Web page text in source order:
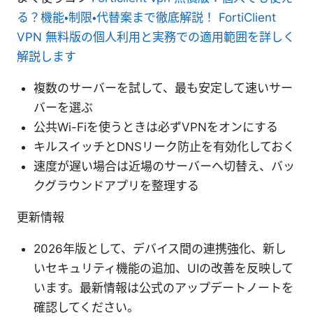
る？機能・制限・代替案まで徹底解説！ FortiClient
VPN 無料版の個人利用と実務での適用範囲を詳しく
解説します
複数のサーバーを試して、最も安定して速いサー
バーを選ぶ
公共Wi-Fiを使うときは必ずVPNをオンにする
キルスイッチとDNSリーク防止を有効化しておく
速度が遅い場合は近場のサーバーへ切替え、バッ
クグラウンドアプリを整理する
更新情報
2026年版として、デバイス間の連携強化、新し
いセキュリティ機能の追加、UIの改善を反映して
います。最新情報は公式のアップデートノートを
確認してください。